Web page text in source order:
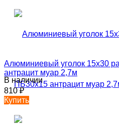
Алюминиевый уголок 15х30
антрацит муар 2,7м
В наличии
810₽
Купить